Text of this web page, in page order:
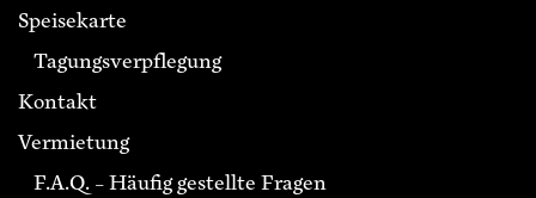
Speisekarte
Tagungsverpflegung
Kontakt
Vermietung
F.A.Q. – Häufig gestellte Fragen